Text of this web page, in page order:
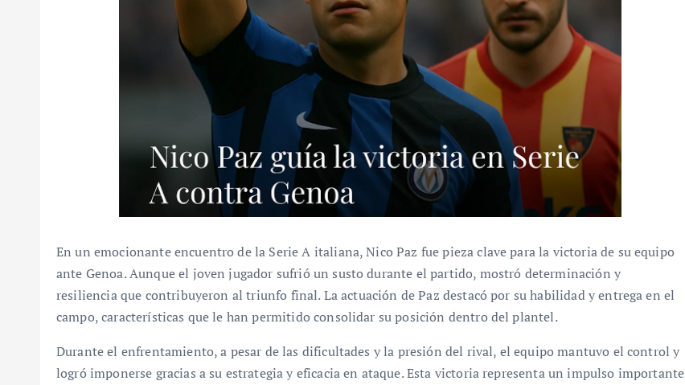
En un emocionante encuentro de la Serie A italiana, Nico Paz fue pieza clave para la victoria de su equipo
ante Genoa. Aunque el joven jugador sufrió un susto durante el partido, mostró determinación y
resiliencia que contribuyeron al triunfo final. La actuación de Paz destacó por su habilidad y entrega en el
campo, características que le han permitido consolidar su posición dentro del plantel.
Durante el enfrentamiento, a pesar de las dificultades y la presión del rival, el equipo mantuvo el control y
logró imponerse gracias a su estrategia y eficacia en ataque. Esta victoria representa un impulso importante